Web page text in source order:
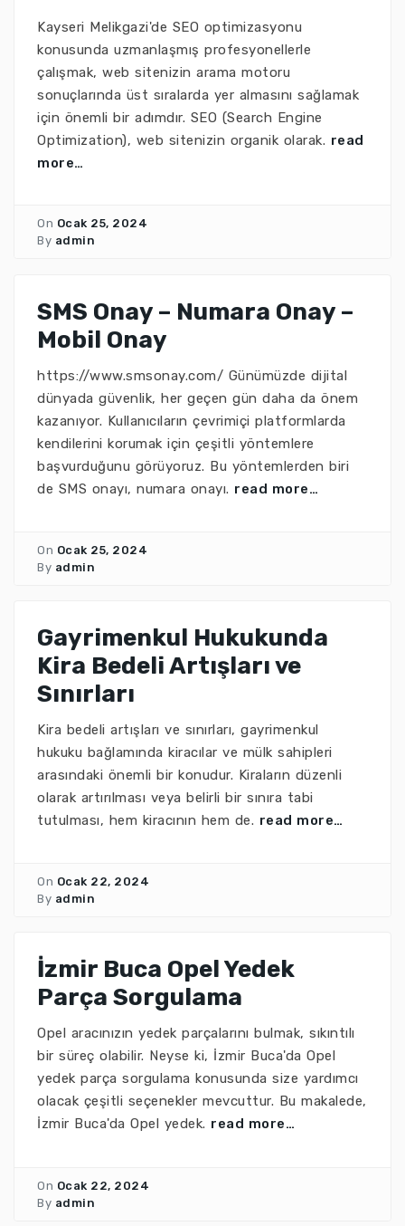
Kayseri Melikgazi'de SEO optimizasyonu
konusunda uzmanlaşmış profesyonellerle
çalışmak, web sitenizin arama motoru
sonuçlarında üst sıralarda yer almasını sağlamak
için önemli bir adımdır. SEO (Search Engine
Optimization), web sitenizin organik olarak. read
more…
On Ocak 25, 2024
By admin
SMS Onay – Numara Onay –
Mobil Onay
https://www.smsonay.com/ Günümüzde dijital
dünyada güvenlik, her geçen gün daha da önem
kazanıyor. Kullanıcıların çevrimiçi platformlarda
kendilerini korumak için çeşitli yöntemlere
başvurduğunu görüyoruz. Bu yöntemlerden biri
de SMS onayı, numara onayı. read more…
On Ocak 25, 2024
By admin
Gayrimenkul Hukukunda
Kira Bedeli Artışları ve
Sınırları
Kira bedeli artışları ve sınırları, gayrimenkul
hukuku bağlamında kiracılar ve mülk sahipleri
arasındaki önemli bir konudur. Kiraların düzenli
olarak artırılması veya belirli bir sınıra tabi
tutulması, hem kiracının hem de. read more…
On Ocak 22, 2024
By admin
İzmir Buca Opel Yedek
Parça Sorgulama
Opel aracınızın yedek parçalarını bulmak, sıkıntılı
bir süreç olabilir. Neyse ki, İzmir Buca'da Opel
yedek parça sorgulama konusunda size yardımcı
olacak çeşitli seçenekler mevcuttur. Bu makalede,
İzmir Buca'da Opel yedek. read more…
On Ocak 22, 2024
By admin